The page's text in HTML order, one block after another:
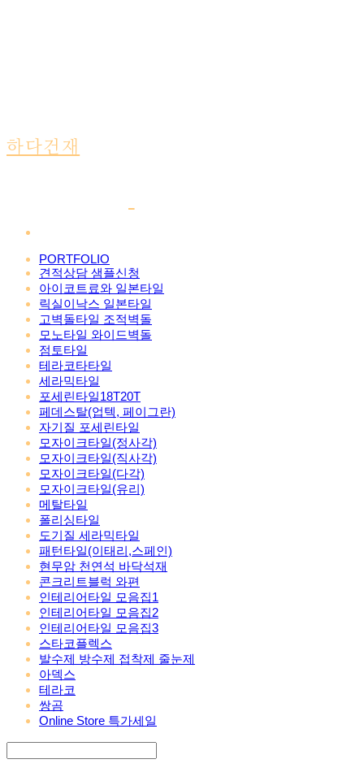
하다건재
PORTFOLIO
견적상담 샘플신청
아이코트료와 일본타일
릭실이낙스 일본타일
고벽돌타일 조적벽돌
모노타일 와이드벽돌
점토타일
테라코타타일
세라믹타일
포세린타일18T20T
페데스탈(업텍, 페이그란)
자기질 포세린타일
모자이크타일(정사각)
모자이크타일(직사각)
모자이크타일(다각)
모자이크타일(유리)
메탈타일
폴리싱타일
도기질 세라믹타일
패턴타일(이태리,스페인)
현무암 천연석 바닥석재
콘크리트블럭 와편
인테리어타일 모음집1
인테리어타일 모음집2
인테리어타일 모음집3
스타코플렉스
발수제 방수제 접착제 줄눈제
아덱스
테라코
쌍곰
Online Store 특가세일